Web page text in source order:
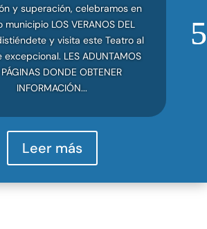
y superación, celebramos en
municipio LOS VERANOS DEL
y visita este Teatro al
LES ADUNTAMOS
DONDE OBTENER
INFORMACIÓN...
Leer más